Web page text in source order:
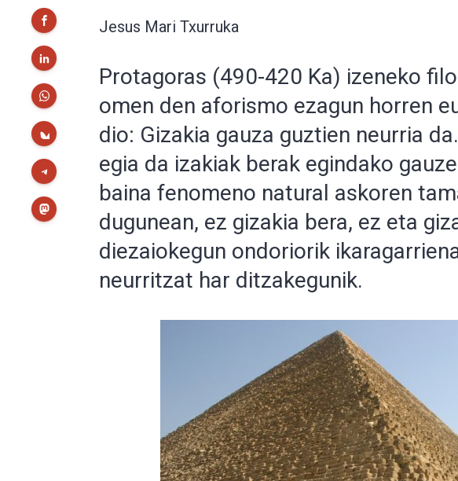
Jesus Mari Txurruka
Protagoras (490-420 Ka) izeneko
omen den aforismo ezagun horren
dio: Gizakia gauza guztien neurria
egia da izakiak berak egindako
baina fenomeno natural askoren
dugunean, ez gizakia bera, ez eta
diezaiokegun ondoriorik
neurritzat har ditzakegunik.